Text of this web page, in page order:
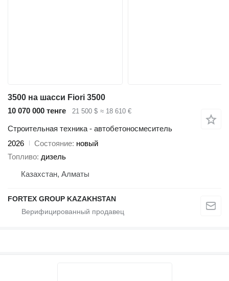
3500 на шасси Fiori 3500
10 070 000 тенге
21 500 $ ≈ 18 610 €
Строительная техника - автобетоносмеситель
2026
Состояние новый
Топливо дизель
Казахстан, Алматы
FORTEX GROUP KAZAKHSTAN